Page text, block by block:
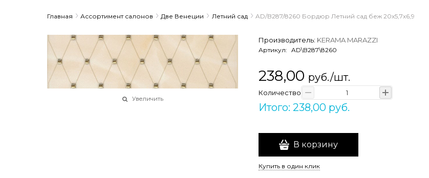
Главная Ассортимент салонов Две Венеции Летний сад AD/B287/8260 Бордюр Летний сад беж 20х5,7х6,9
Увеличить
Производитель: KERAMA MARAZZI
Артикул: AD\B287\8260
238,00 руб./шт.
Количество
Итого: 238,00 руб.
В корзину
Купить в один клик